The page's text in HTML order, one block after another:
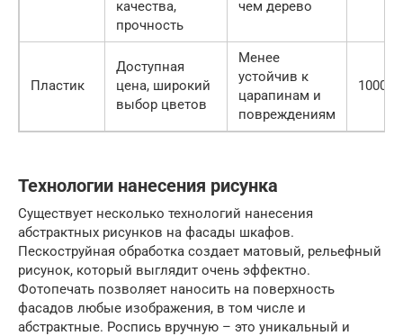
качества,
прочность
чем дерево
Пластик
Доступная
цена, широкий
выбор цветов
Менее
устойчив к
царапинам и
повреждениям
1000-
Технологии нанесения рисунка
Существует несколько технологий нанесения
абстрактных рисунков на фасады шкафов.
Пескоструйная обработка создает матовый, рельефный
рисунок, который выглядит очень эффектно.
Фотопечать позволяет наносить на поверхность
фасадов любые изображения, в том числе и
абстрактные. Роспись вручную – это уникальный и